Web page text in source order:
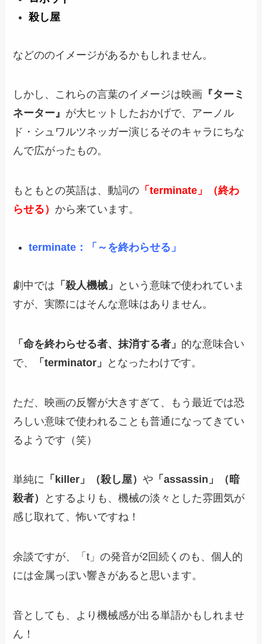
殺し屋
などののイメージがあるかもしれません。
しかし、これらの言葉のイメージは映画 『ターミ
ネーター』 が大ヒットしたおかげで、アーノル
ド・シュワルツネッガー演じるそのキャラにちな
んで広がったもの。
もともとの英語は、動詞の 「terminate」（終わ
らせる） から来ています。
terminate：「～を終わらせる」
劇中では 「殺人機械」
という意味で使われていま
すが、実際にはそんな意味はありません。
「命を終わらせる者、抹消する者」 的な意味合い
で、
「terminator」 となったわけです。
ただ、映画の反響が大きすぎて、もう最近では恐
ろしい意味で使われることも普通になってきてい
るようです（笑）
単純に 「killer」（殺し屋）や 「assassin」（暗
殺者）
とするよりも、機械の淡々とした雰囲気が
感じ取れて、怖いですね！
余談ですが、「t」の発音が2回続くのも、個人的
には金属っぽい響きがあると思います。
音としても、より機械感が出る単語かもしれませ
ん！